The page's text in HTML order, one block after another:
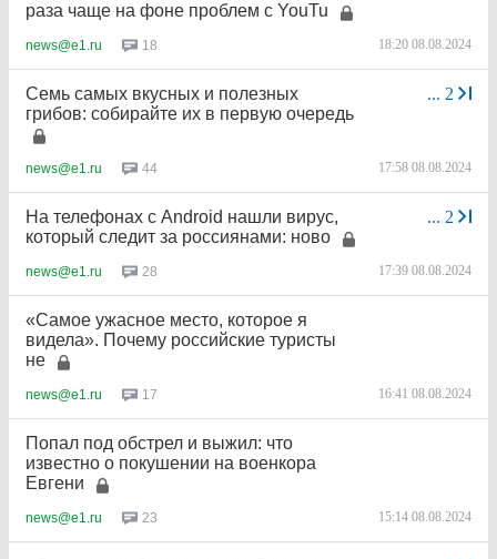
раза чаще на фоне проблем с YouTu
news@e1.ru 18 18:20 08.08.2024
... 2
Семь самых вкусных и полезных
грибов: собирайте их в первую очередь
news@e1.ru 44 17:58 08.08.2024
... 2
На телефонах с Android нашли вирус,
который следит за россиянами: ново
news@e1.ru 28 17:39 08.08.2024
«Самое ужасное место, которое я
видела». Почему российские туристы
не
news@e1.ru 17 16:41 08.08.2024
Попал под обстрел и выжил: что
известно о покушении на военкора
Евгени
news@e1.ru 23 15:14 08.08.2024